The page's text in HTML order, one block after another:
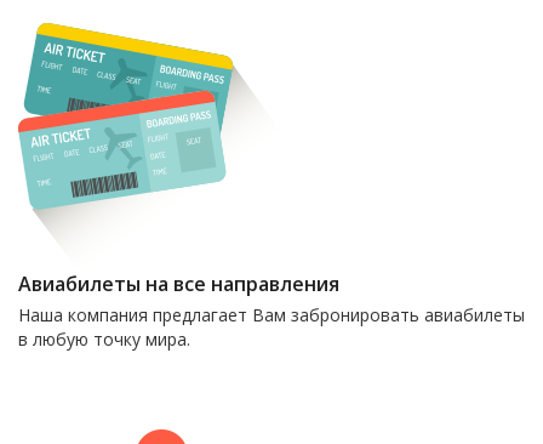
Авиабилеты на все направления
Наша компания предлагает Вам забронировать авиабилеты
в любую точку мира.